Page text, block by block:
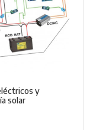
y
solar